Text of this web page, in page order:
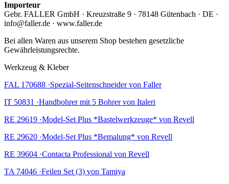
Importeur
Gebr. FALLER GmbH · Kreuzstraße 9 · 78148 Gütenbach · DE ·
info@faller.de · www.faller.de
Bei allen Waren aus unserem Shop bestehen gesetzliche
Gewährleistungsrechte.
Werkzeug & Kleber
FAL 170688 ·Spezial-Seitenschneider von Faller
IT 50831 ·Handbohrer mit 5 Bohrer von Italeri
RE 29619 ·Model-Set Plus *Bastelwerkzeuge* von Revell
RE 29620 ·Model-Set Plus *Bemalung* von Revell
RE 39604 ·Contacta Professional von Revell
TA 74046 ·Feilen Set (3) von Tamiya